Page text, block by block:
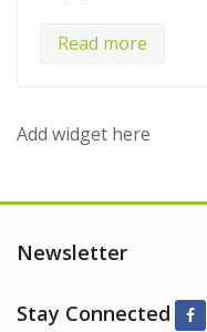
Read more
Add widget here
Newsletter
Stay Connected